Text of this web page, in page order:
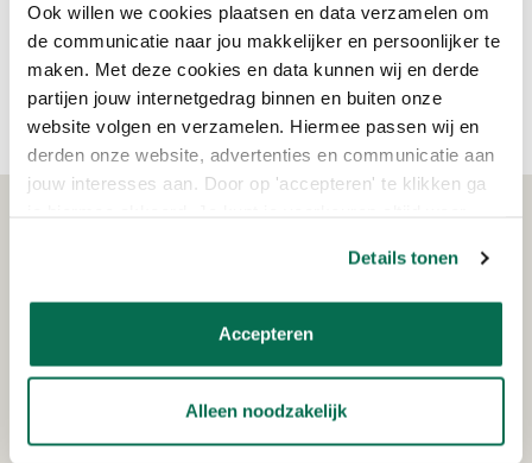
Ook willen we cookies plaatsen en data verzamelen om
de communicatie naar jou makkelijker en persoonlijker te
maken. Met deze cookies en data kunnen wij en derde
partijen jouw internetgedrag binnen en buiten onze
website volgen en verzamelen. Hiermee passen wij en
derden onze website, advertenties en communicatie aan
jouw interesses aan. Door op 'accepteren' te klikken ga
Details tonen
Accepteren
Alleen noodzakelijk
Wijzonol Aqua
Wijzonol Transparant
Hoogglans
Wijzonol Binnenlak
Wijzonol Projectlatex
Wijzonol Buitenlak
WAT KLANTEN VERTELLEN
Schrijf je in voor de nieuwsbrief!
vanaf €150!
AANMELDEN